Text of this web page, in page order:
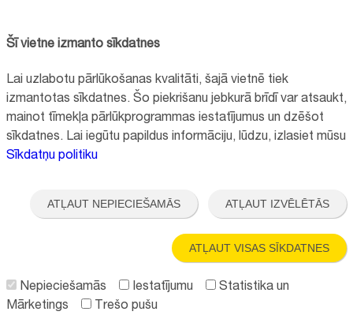
Reģistrācijas nr.:40008057120
+371 67064475
Visi kontakti
"Aktīvo iedzīvotāju fonds" finansētā projekta "
Bērnu slimnīcas fonda
ilgtspējīgas attīstības veicināšana
" ietvaros.
Šī vietne izmanto sīkdatnes
Lai uzlabotu pārlūkošanas kvalitāti, šajā vietnē tiek
izmantotas sīkdatnes. Šo piekrišanu jebkurā brīdī var atsaukt,
mainot tīmekļa pārlūkprogrammas iestatījumus un dzēšot
sīkdatnes. Lai iegūtu papildus informāciju, lūdzu, izlasiet mūsu
Sīkdatņu politiku
ATĻAUT NEPIECIEŠAMĀS ATĻAUT IZVĒLĒTĀS
ATĻAUT VISAS SĪKDATNES
Nepieciešamās Iestatījumu
Statistika un
Mārketings
Trešo pušu